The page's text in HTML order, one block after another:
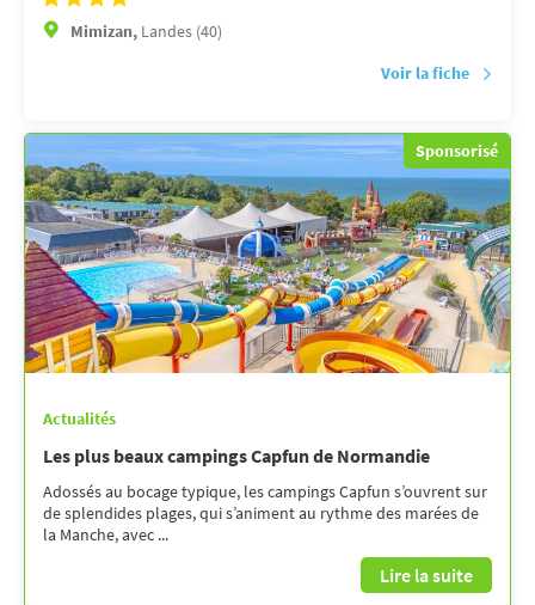
Mimizan, Landes (40)
Voir la fiche
Sponsorisé
Actualités
Les plus beaux campings Capfun de Normandie
Adossés au bocage typique, les campings Capfun s’ouvrent sur
de splendides plages, qui s’animent au rythme des marées de
la Manche, avec ...
Lire la suite